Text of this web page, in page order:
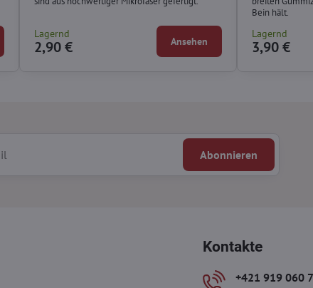
Lagernd
2,90 € Ansehen
Bein hält.
Lagernd
3,90 €
Abonnieren
Kontakte
+421 919 060